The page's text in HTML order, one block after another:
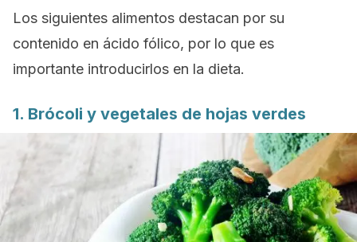
Los siguientes alimentos destacan por su
contenido en ácido fólico, por lo que es
importante introducirlos en la dieta.
1. Brócoli y vegetales de hojas verdes